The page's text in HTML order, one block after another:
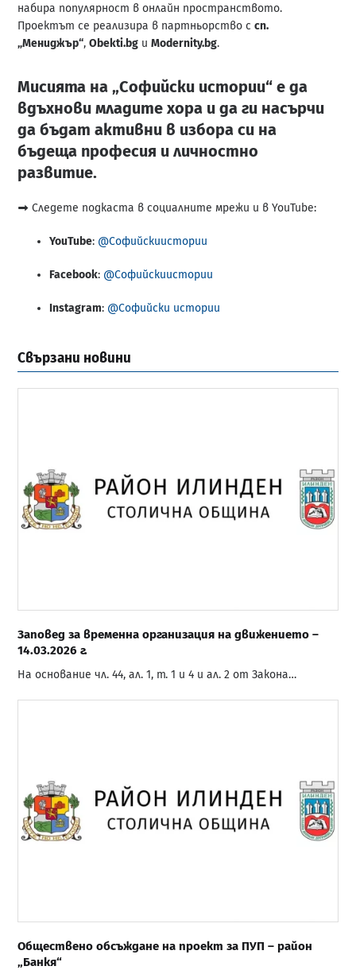
набира популярност в онлайн пространството.
Проектът се реализира в партньорство ссп.
„Мениджър“,Obekti.bg иModernity.bg.
Мисията на „Софийски истории“ е да
вдъхнови младите хора и да ги насърчи
да бъдат активни в избора си на
бъдеща професия и личностно
развитие.
➡️ Следете подкаста в социалните мрежи и в YouTube:
YouTube: @Софийскиистории
Facebook: @Софийскиистории
Instagram: @Софийски истории
Свързани новини
Заповед за временна организация на движението –
14.03.2026 г.
На основание чл. 44, ал. 1, т. 1 и 4 и ал. 2 от Закона…
Обществено обсъждане на проект за ПУП – район
„Банкя“